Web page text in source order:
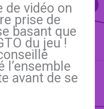
de vidéo on
prise de
basant que
du jeu !
l’ensemble
avant de se